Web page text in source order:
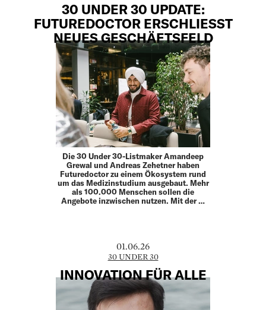
30 UNDER 30 UPDATE:
FUTUREDOCTOR ERSCHLIESST N
EUES GESCHÄFTSFELD
Die 30 Under 30-Listmaker Amandeep
Grewal und Andreas Zehetner haben
Futuredoctor zu einem Ökosystem rund
um das Medizinstudium ausgebaut. Mehr
als 100.000 Menschen sollen die
Angebote inzwischen nutzen. Mit der …
01.06.26
30 UNDER 30
INNOVATION FÜR ALLE